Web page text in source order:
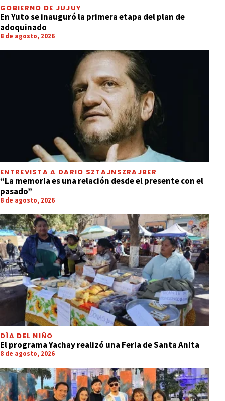
GOBIERNO DE JUJUY
En Yuto se inauguró la primera etapa del plan de
adoquinado
8 de agosto, 2026
ENTREVISTA A DARIO SZTAJNSZRAJBER
“La memoria es una relación desde el presente con el
pasado”
8 de agosto, 2026
DÍA DEL NIÑO
El programa Yachay realizó una Feria de Santa Anita
8 de agosto, 2026